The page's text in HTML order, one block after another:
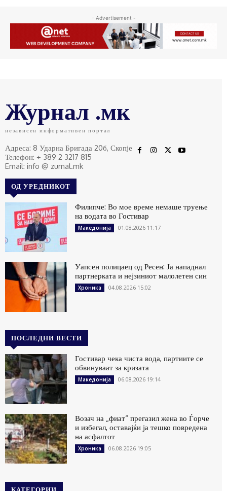
- Advertisement -
Журнал .мк
независен информативен портал
Адреса: 8 Ударна Бригада 20б, Скопје
Телефон: + 389 2 3217 815
Email: info @ zurnal.mk
ОД УРЕДНИКОТ
Филипче: Во мое време немаше труење
на водата во Гостивар
Македонија 01.08.2026 11:17
Уапсен полицаец од Ресен: Ја нападнал
партнерката и нејзиниот малолетен син
Хроника 04.08.2026 15:02
ПОСЛЕДНИ ВЕСТИ
Гостивар чека чиста вода, партиите се
обвинуваат за кризата
Македонија 06.08.2026 19:14
Возач на „фиат“ прегазил жена во Ѓорче
и избегал, оставајќи ја тешко повредена
на асфалтот
Хроника 06.08.2026 19:05